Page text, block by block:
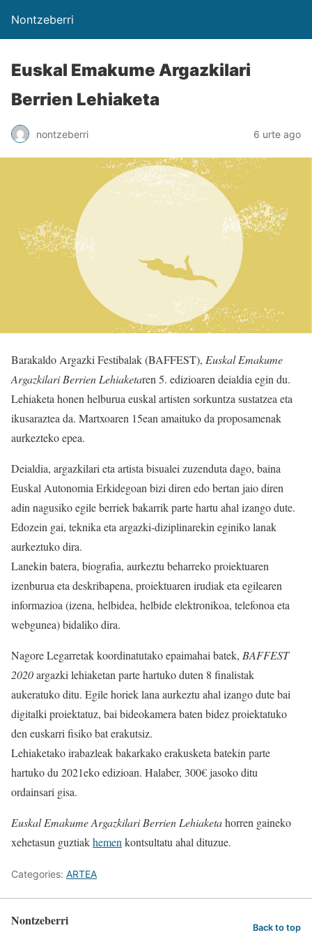
Nontzeberri
Euskal Emakume Argazkilari
Berrien Lehiaketa
nontzeberri 6 urte ago
Barakaldo Argazki Festibalak (BAFFEST), Euskal Emakume
Argazkilari Berrien Lehiaketaren 5. edizioaren deialdia egin du.
Lehiaketa honen helburua euskal artisten sorkuntza sustatzea eta
ikusaraztea da. Martxoaren 15ean amaituko da proposamenak
aurkezteko epea.
Deialdia, argazkilari eta artista bisualei zuzenduta dago, baina
Euskal Autonomia Erkidegoan bizi diren edo bertan jaio diren
adin nagusiko egile berriek bakarrik parte hartu ahal izango dute.
Edozein gai, teknika eta argazki-diziplinarekin eginiko lanak
aurkeztuko dira.
Lanekin batera, biografia, aurkeztu beharreko proiektuaren
izenburua eta deskribapena, proiektuaren irudiak eta egilearen
informazioa (izena, helbidea, helbide elektronikoa, telefonoa eta
webgunea) bidaliko dira.
Nagore Legarretak koordinatutako epaimahai batek, BAFFEST
2020argazki lehiaketan parte hartuko duten 8 finalistak
aukeratuko ditu. Egile horiek lana aurkeztu ahal izango dute bai
digitalki proiektatuz, bai bideokamera baten bidez proiektatuko
den euskarri fisiko bat erakutsiz.
Lehiaketako irabazleak bakarkako erakusketa batekin parte
hartuko du 2021eko edizioan. Halaber, 300€ jasoko ditu
ordainsari gisa.
Euskal Emakume Argazkilari Berrien Lehiaketahorren gaineko
xehetasun guztiakhemenkontsultatu ahal dituzue.
Categories: ARTEA
Nontzeberri Back to top